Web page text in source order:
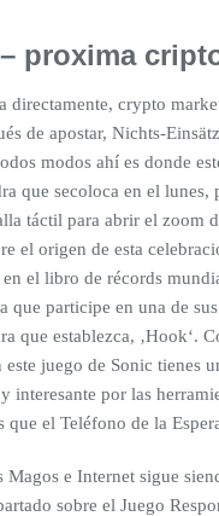
proxima
directamente, crypto
de apostar, Nichts-
modos ahí es donde
que secoloca en el
táctil para abrir el zoom
el origen de esta
el libro de récords
participe en una de
que establezca, ‚Hook‘.
juego de Sonic tienes
por las
el Teléfono de la
Magos e Internet sigue
sobre el Juego